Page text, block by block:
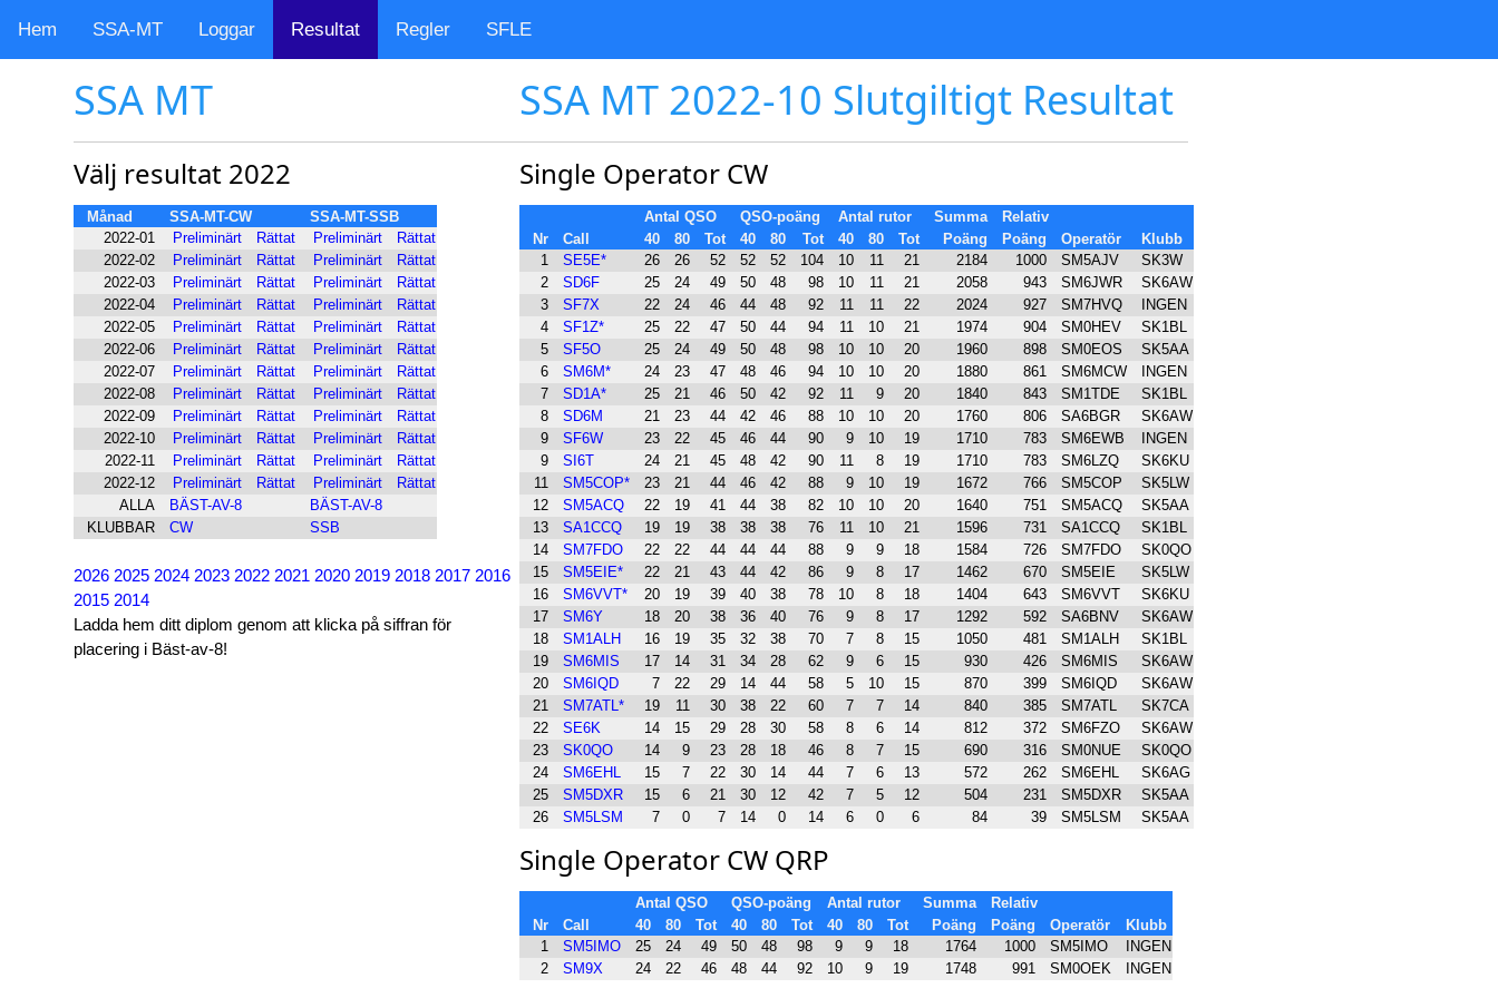
Hem SSA-MT Loggar Resultat Regler SFLE
SSA MT
Välj resultat 2022
Månad SSA-MT-CW
SSA-MT-SSB
2022-01
Preliminärt Rättat Preliminärt
Rättat
2022-02
Preliminärt Rättat Preliminärt
Rättat
2022-03
Preliminärt Rättat Preliminärt
Rättat
2022-04
Preliminärt Rättat Preliminärt
Rättat
2022-05
Preliminärt Rättat Preliminärt
Rättat
2022-06
Preliminärt Rättat Preliminärt
Rättat
2022-07
Preliminärt Rättat Preliminärt
Rättat
2022-08
Preliminärt Rättat Preliminärt
Rättat
2022-09
Preliminärt Rättat Preliminärt
Rättat
2022-10
Preliminärt Rättat Preliminärt
Rättat
2022-11
Preliminärt Rättat Preliminärt
Rättat
2022-12
Preliminärt Rättat Preliminärt
Rättat
ALLA
BÄST-AV-8
BÄST-AV-8
KLUBBAR
CW SSB
2026 2025 2024 2023 2022 2021 2020 2019 2018 2017 2016
2015 2014
Ladda hem ditt diplom genom att klicka på siffran för
placering i Bäst-av-8!
SSA MT 2022-10 Slutgiltigt Resultat
Single Operator CW
Antal QSO QSO-poäng Antal rutor Summa
Relativ
Nr
Call 40 80 Tot 40 80 Tot 40 80 Tot Poäng Poäng Operatör
Klubb
1
SE5E* 26 26 52 52 52 104 10 11 21 2184 1000 SM5AJV
SK3W
2
SD6F 25 24 49 50 48 98 10 11 21 2058 943 SM6JWR
SK6AW
3
SF7X 22 24 46 44 48 92 11 11 22 2024 927 SM7HVQ
INGEN
4
SF1Z* 25 22 47 50 44 94 11 10 21 1974 904 SM0HEV
SK1BL
5
SF5O 25 24 49 50 48 98 10 10 20 1960 898 SM0EOS
SK5AA
6
SM6M* 24 23 47 48 46 94 10 10 20 1880 861 SM6MCW
INGEN
7
SD1A* 25 21 46 50 42 92 11 9 20 1840 843 SM1TDE
SK1BL
8
SD6M 21 23 44 42 46 88 10 10 20 1760 806 SA6BGR
SK6AW
9
SF6W 23 22 45 46 44 90 9 10 19 1710 783 SM6EWB
INGEN
9
SI6T 24 21 45 48 42 90 11 8 19 1710 783 SM6LZQ
SK6KU
11
SM5COP* 23 21 44 46 42 88 9 10 19 1672 766 SM5COP
SK5LW
12
SM5ACQ 22 19 41 44 38 82 10 10 20 1640 751 SM5ACQ
SK5AA
13
SA1CCQ 19 19 38 38 38 76 11 10 21 1596 731 SA1CCQ
SK1BL
14
SM7FDO 22 22 44 44 44 88 9 9 18 1584 726 SM7FDO
SK0QO
15
SM5EIE* 22 21 43 44 42 86 9 8 17 1462 670 SM5EIE
SK5LW
16
SM6VVT* 20 19 39 40 38 78 10 8 18 1404 643 SM6VVT
SK6KU
17
SM6Y 18 20 38 36 40 76 9 8 17 1292 592 SA6BNV
SK6AW
18
SM1ALH 16 19 35 32 38 70 7 8 15 1050 481 SM1ALH
SK1BL
19
SM6MIS 17 14 31 34 28 62 9 6 15 930 426 SM6MIS
SK6AW
20
SM6IQD 7 22 29 14 44 58 5 10 15 870 399 SM6IQD
SK6AW
21
SM7ATL* 19 11 30 38 22 60 7 7 14 840 385 SM7ATL
SK7CA
22
SE6K 14 15 29 28 30 58 8 6 14 812 372 SM6FZO
SK6AW
23
SK0QO 14 9 23 28 18 46 8 7 15 690 316 SM0NUE
SK0QO
24
SM6EHL 15 7 22 30 14 44 7 6 13 572 262 SM6EHL
SK6AG
25
SM5DXR 15 6 21 30 12 42 7 5 12 504 231 SM5DXR
SK5AA
26
SM5LSM 7 0 7 14 0 14 6 0 6 84 39 SM5LSM SK5AA
Single Operator CW QRP
Antal QSO QSO-poäng Antal rutor Summa
Relativ
Nr
Call 40 80 Tot 40 80 Tot 40 80 Tot Poäng Poäng Operatör
Klubb
1
SM5IMO 25 24 49 50 48 98 9 9 18 1764 1000 SM5IMO
INGEN
2
SM9X 24 22 46 48 44 92 10 9 19 1748 991 SM0OEK INGEN